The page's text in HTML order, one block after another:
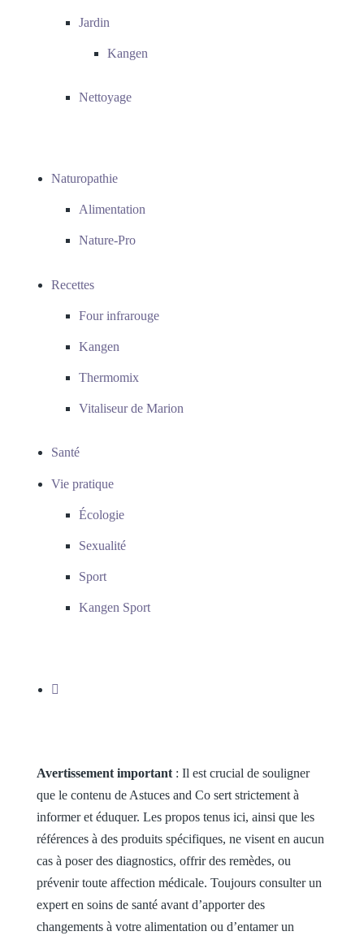
Jardin
Kangen
Nettoyage
Naturopathie
Alimentation
Nature-Pro
Recettes
Four infrarouge
Kangen
Thermomix
Vitaliseur de Marion
Santé
Vie pratique
Écologie
Sexualité
Sport
Kangen Sport
Avertissement important : Il est crucial de souligner
que le contenu de Astuces and Co sert strictement à
informer et éduquer. Les propos tenus ici, ainsi que les
références à des produits spécifiques, ne visent en aucun
cas à poser des diagnostics, offrir des remèdes, ou
prévenir toute affection médicale. Toujours consulter un
expert en soins de santé avant d’apporter des
changements à votre alimentation ou d’entamer un